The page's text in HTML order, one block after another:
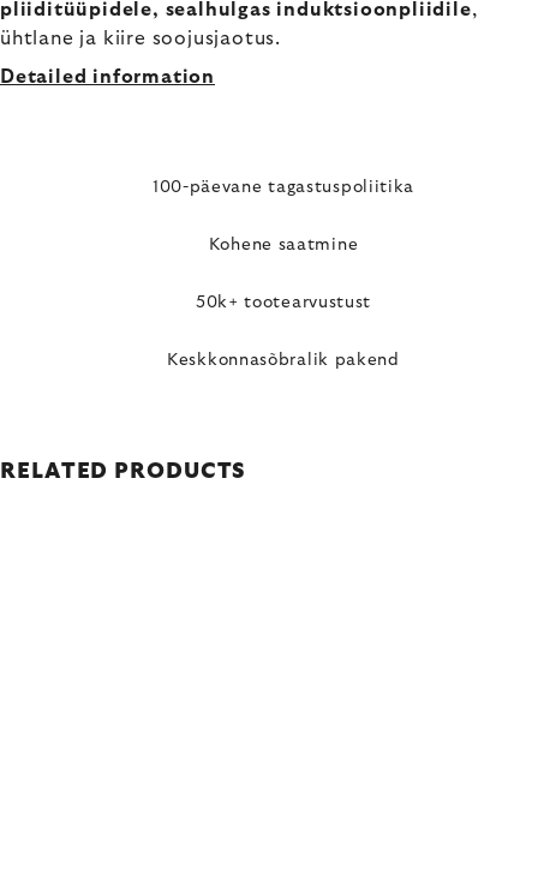
pliiditüüpidele, sealhulgas induktsioonpliidile,
ühtlane ja kiire soojusjaotus.
Detailed information
100-päevane tagastuspoliitika
Kohene saatmine
50k+ tootearvustust
Keskkonnasõbralik pakend
RELATED PRODUCTS